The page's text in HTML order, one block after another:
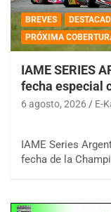
BREVES
PRÓXIMA
IAME SERIES
fecha especial
6 agosto, 2026 E-
IAME Series
fecha de la